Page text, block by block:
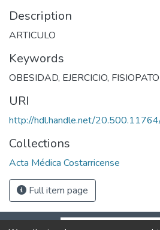
Description
ARTICULO
Keywords
OBESIDAD, EJERCICIO,
URI
http://hdl.handle.net/
Collections
Acta Médica Costarricense
Full item page